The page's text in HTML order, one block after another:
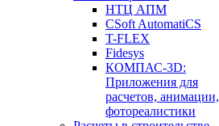
НТЦ АПМ
CSoft AutomatiCS
T-FLEX
Fidesys
КОМПАС-3D:
Приложения для
расчетов, анимации,
фотореалистики